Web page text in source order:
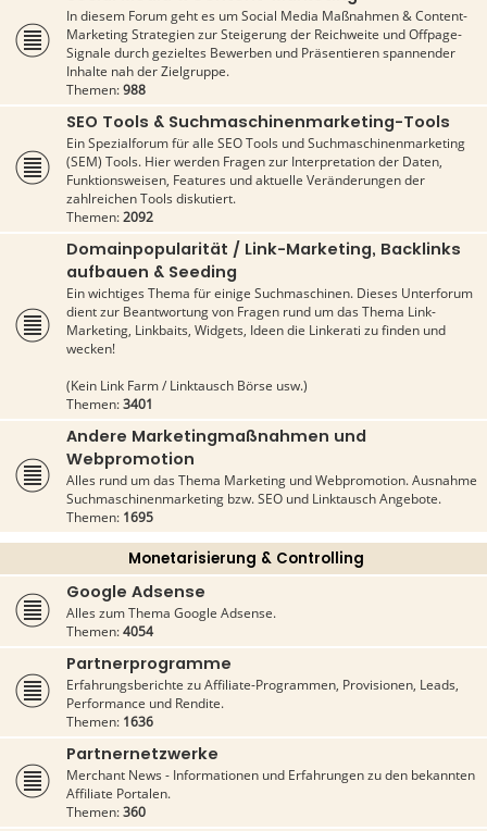
In diesem Forum geht es um Social Media Maßnahmen & Content-
Marketing Strategien zur Steigerung der Reichweite und Offpage-
Signale durch gezieltes Bewerben und Präsentieren spannender
Inhalte nah der Zielgruppe.
Themen:988
SEO Tools & Suchmaschinenmarketing-Tools
Ein Spezialforum für alle SEO Tools und Suchmaschinenmarketing
(SEM) Tools. Hier werden Fragen zur Interpretation der Daten,
Funktionsweisen, Features und aktuelle Veränderungen der
zahlreichen Tools diskutiert.
Themen:2092
Domainpopularität / Link-Marketing, Backlinks
aufbauen & Seeding
Ein wichtiges Thema für einige Suchmaschinen. Dieses Unterforum
dient zur Beantwortung von Fragen rund um das Thema Link-
Marketing, Linkbaits, Widgets, Ideen die Linkerati zu finden und
wecken!
(Kein Link Farm / Linktausch Börse usw.)
Themen:3401
Andere Marketingmaßnahmen und
Webpromotion
Alles rund um das Thema Marketing und Webpromotion. Ausnahme
Suchmaschinenmarketing bzw. SEO und Linktausch Angebote.
Themen: 1695
Monetarisierung & Controlling
Google Adsense
Alles zum Thema Google Adsense.
Themen:4054
Partnerprogramme
Erfahrungsberichte zu Affiliate-Programmen, Provisionen, Leads,
Performance und Rendite.
Themen: 1636
Partnernetzwerke
Merchant News - Informationen und Erfahrungen zu den bekannten
Affiliate Portalen.
Themen:360